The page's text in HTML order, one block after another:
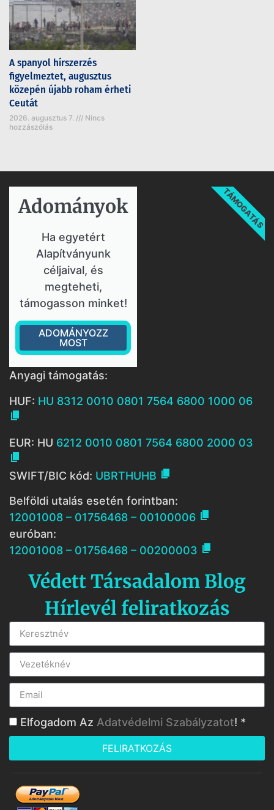
A spanyol hírszerzés
figyelmeztet, augusztus
közepén újabb roham érheti
Ceutát
2026. augusztus 7.
Nincs
hozzászólás
Adományok​
Ha egyetért
Alapítványunk
céljaival, és
megteheti,
támogasson minket!
ADOMÁNYOZZ
MOST
TÁMOGATÁS
Anyagi támogatás:
HUF: HU 8312 0010 0801 7564 6800 1000 06

EUR: HU 6212 0010 0801 7564 6800 2000 03

SWIFT/BIC kód: UBRTHUHB 
Belföldi utalás esetén forintban:
12001008 – 01756468 – 00100006 
euróban:
12001008 – 01756468 – 00200003 
Védett Társadalom Blog
Hírlevél feliratkozás
Elfogadom Az Adatvédelmi Szabályzatot! *
FELIRATKOZÁS